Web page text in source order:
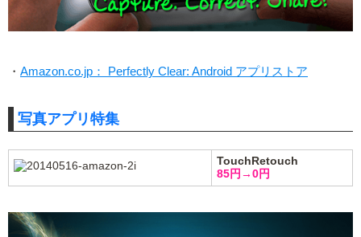
・ Amazon.co.jp： Perfectly Clear: Android アプリストア
写真アプリ特集
TouchRetouch
85円→0円